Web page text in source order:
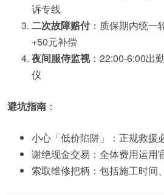
诉专线
二次故障赔付：质保期内统一
+50元补偿
夜间服侍监视：22:00-6:00出
仪
避坑指南 ：
小心「低价陷阱」：正规救援
谢绝现金交易：全体费用运用
索取维修把柄：包括施工时间